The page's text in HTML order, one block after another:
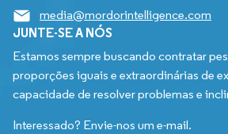
media@mordorintelligence.com
JUNTE-SE A NÓS
Estamos sempre buscando contratar
proporções iguais e extraordinárias de
capacidade de resolver problemas e
Interessado? Envie-nos um e-mail.